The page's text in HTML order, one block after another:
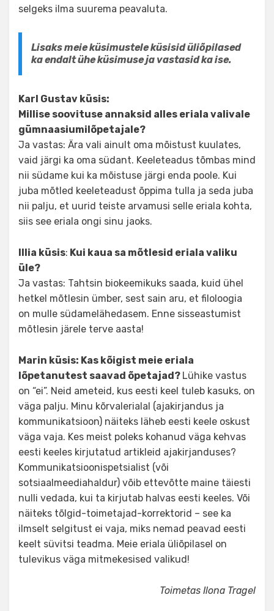
selgeks ilma suurema peavaluta.
Lisaks meie küsimustele küsisid üliõpilased
ka endalt ühe küsimuse ja vastasid ka ise.
Karl Gustav küsis:
Millise soovituse annaksid alles eriala valivale
gümnaasiumilõpetajale?
Ja vastas: Ära vali ainult oma mõistust kuulates,
vaid järgi ka oma südant. Keeleteadus tõmbas mind
nii südame kui ka mõistuse järgi enda poole. Kui
juba mõtled keeleteadust õppima tulla ja seda juba
nii palju, et uurid teiste arvamusi selle eriala kohta,
siis see eriala ongi sinu jaoks.
Illia küsis: Kui kaua sa mõtlesid eriala valiku
üle?
Ja vastas: Tahtsin biokeemikuks saada, kuid ühel
hetkel mõtlesin ümber, sest sain aru, et filoloogia
on mulle südamelähedasem. Enne sisseastumist
mõtlesin järele terve aasta!
Marin küsis: Kas kõigist meie eriala
lõpetanutest saavad õpetajad? Lühike vastus
on “ei”. Neid ameteid, kus eesti keel tuleb kasuks, on
väga palju. Minu kõrvalerialal (ajakirjandus ja
kommunikatsioon) näiteks läheb eesti keele oskust
väga vaja. Kes meist poleks kohanud väga kehvas
eesti keeles kirjutatud artikleid ajakirjanduses?
Kommunikatsioonispetsialist (või
sotsiaalmeediahaldur) võib ettevõtte maine täiesti
nulli vedada, kui ta kirjutab halvas eesti keeles. Või
näiteks tõlgid-toimetajad-korrektorid – see ka
ilmselt selgitust ei vaja, miks nemad peavad eesti
keelt süvitsi teadma. Meie eriala üliõpilasel on
tulevikus väga mitmekesised valikud!
Toimetas Ilona Tragel